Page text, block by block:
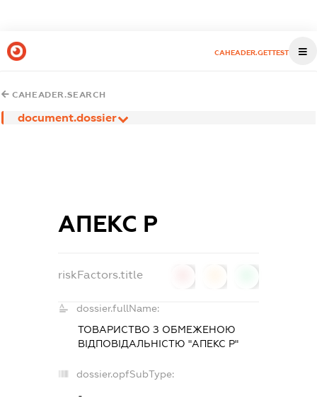
CAHEADER.GETTEST
CAHEADER.SEARCH
document.dossier
АПЕКС Р
riskFactors.title
dossier.fullName:
ТОВАРИСТВО З ОБМЕЖЕНОЮ
ВІДПОВІДАЛЬНІСТЮ "АПЕКС Р"
dossier.opfSubType:
-